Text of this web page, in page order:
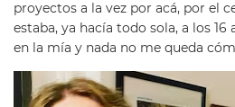
proyectos a la vez por acá, por el
estaba, ya hacía todo sola, a los 16
en la mía y nada no me queda